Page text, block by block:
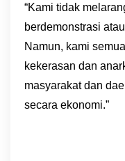
“Kami tidak
berdemonstrasi
Namun, kami
kekerasan dan
masyarakat dan
secara ekonomi.”